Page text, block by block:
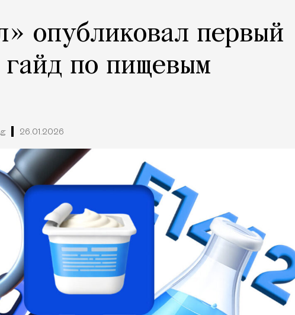
опубликовал первый
по пищевым
26.01.2026